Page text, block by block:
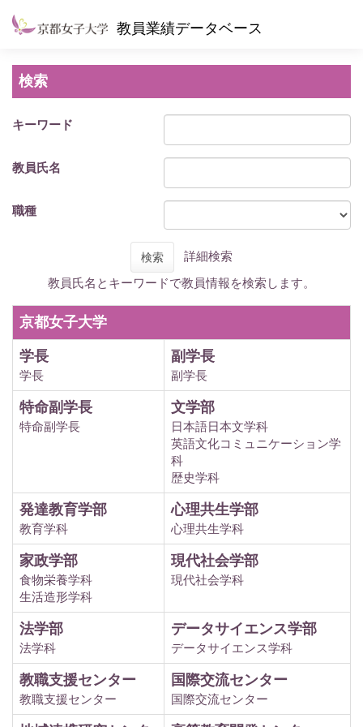
教員業績データベース
検索
キーワード
教員氏名
職種
検索
詳細検索
教員氏名とキーワードで教員情報を検索します。
京都女子大学
学長
学長
副学長
副学長
特命副学長
特命副学長
文学部
日本語日本文学科
英語文化コミュニケーション学
科
歴史学科
発達教育学部
教育学科
心理共生学部
心理共生学科
家政学部
食物栄養学科
生活造形学科
現代社会学部
現代社会学科
法学部
法学科
データサイエンス学部
データサイエンス学科
教職支援センター
教職支援センター
国際交流センター
国際交流センター